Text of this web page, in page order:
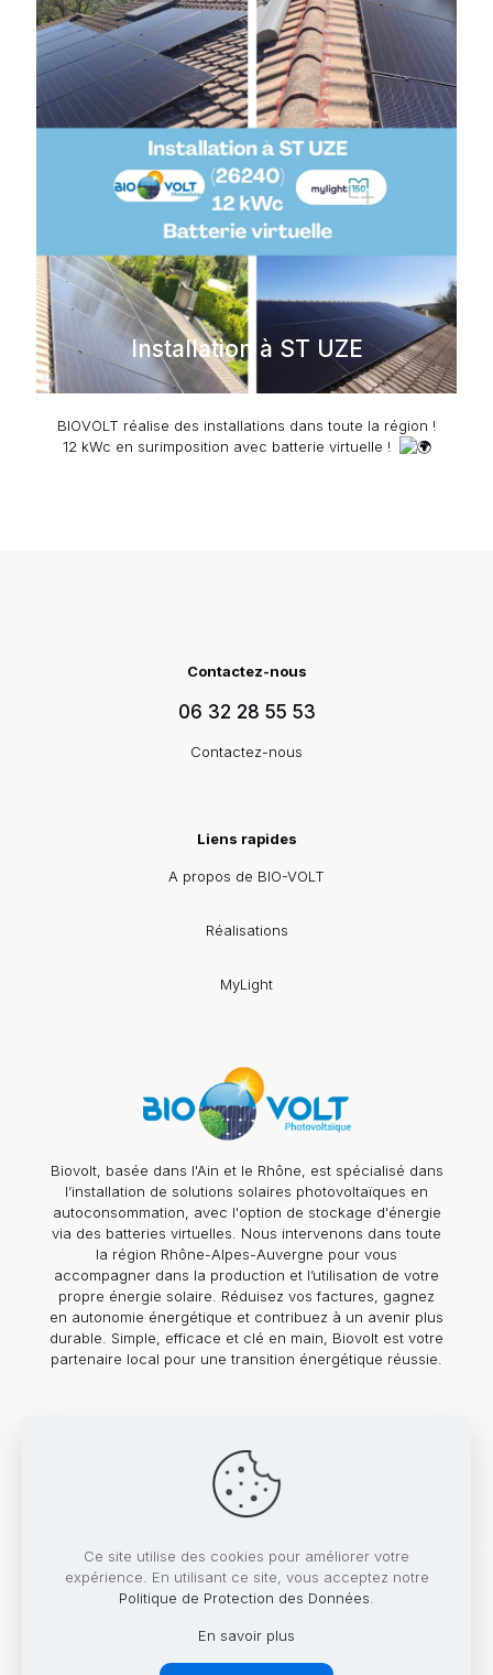
Installation à ST UZE
BIOVOLT réalise des installations dans toute la région !
12 kWc en surimposition avec batterie virtuelle !
Contactez-nous
06 32 28 55 53
Contactez-nous
Liens rapides
A propos de BIO-VOLT
Réalisations
MyLight
Biovolt, basée dans l'Ain et le Rhône, est spécialisé dans
l’installation de solutions solaires photovoltaïques en
autoconsommation, avec l'option de stockage d'énergie
via des batteries virtuelles. Nous intervenons dans toute
la région Rhône-Alpes-Auvergne pour vous
accompagner dans la production et l’utilisation de votre
propre énergie solaire. Réduisez vos factures, gagnez
en autonomie énergétique et contribuez à un avenir plus
durable. Simple, efficace et clé en main, Biovolt est votre
partenaire local pour une transition énergétique réussie.
© 2026 Biovolt. Tous droits réservés. Toute
Ce site utilise des cookies pour améliorer votre
expérience. En utilisant ce site, vous acceptez notre
Politique de Protection des Données
En savoir plus